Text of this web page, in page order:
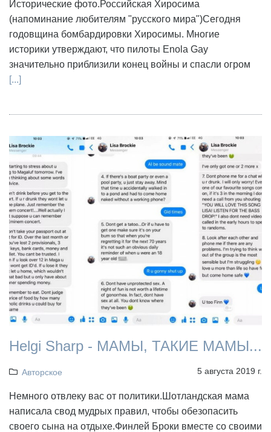
Исторические фото.Российская Хиросима
(напоминание любителям "русского мира")Сегодня
годовщина бомбардировки Хиросимы. Многие
историки утверждают, что пилоты Enola Gay
значительно приблизили конец войны и спасли огром
[...]
Helgi Sharp - МАМЫ, ТАКИЕ МАМЫ...
Авторское 5 августа 2019 г.
Немного отвлеку вас от политики.Шотландская мама
написала свод мудрых правил, чтобы обезопасить
своего сына на отдыхе.Финлей Броки вместе со своими